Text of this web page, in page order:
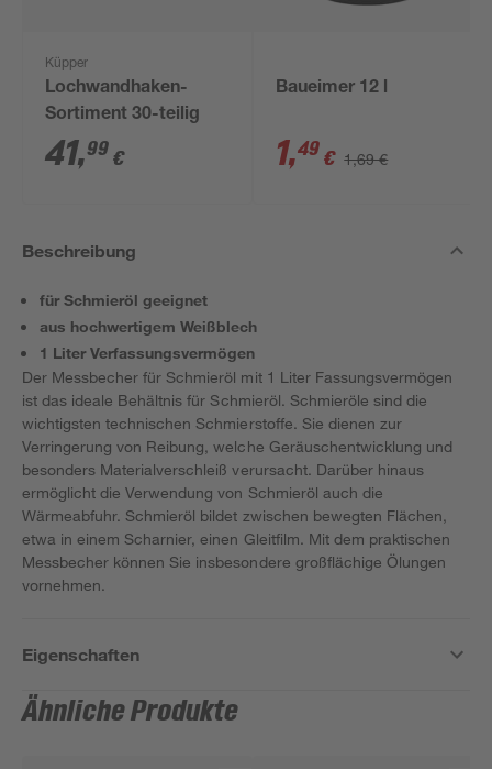
Küpper
Lochwandhaken-
Sortiment 30-teilig
41,99 €
Baueimer 12 l
1,49 € 1,69 €
Beschreibung
für Schmieröl geeignet
aus hochwertigem Weißblech
1 Liter Verfassungsvermögen
Der Messbecher für Schmieröl mit 1 Liter Fassungsvermögen
ist das ideale Behältnis für Schmieröl. Schmieröle sind die
wichtigsten technischen Schmierstoffe. Sie dienen zur
Verringerung von Reibung, welche Geräuschentwicklung und
besonders Materialverschleiß verursacht. Darüber hinaus
ermöglicht die Verwendung von Schmieröl auch die
Wärmeabfuhr. Schmieröl bildet zwischen bewegten Flächen,
etwa in einem Scharnier, einen Gleitfilm. Mit dem praktischen
Messbecher können Sie insbesondere großflächige Ölungen
vornehmen.
Eigenschaften
Ähnliche Produkte